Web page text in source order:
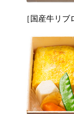
［国産牛リ